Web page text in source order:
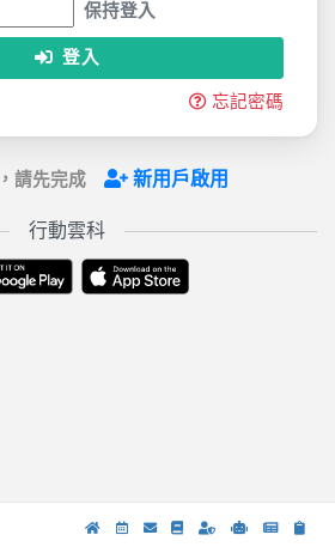
保持登入
登入
忘記密碼
請先完成 新用戶啟用
行動雲科